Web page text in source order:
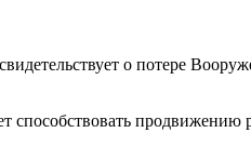
о потере
способствовать продвижению